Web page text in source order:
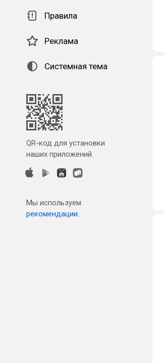
Правила
Реклама
Системная тема
QR-код для установки
наших приложений.
Мы используем
рекомендации.